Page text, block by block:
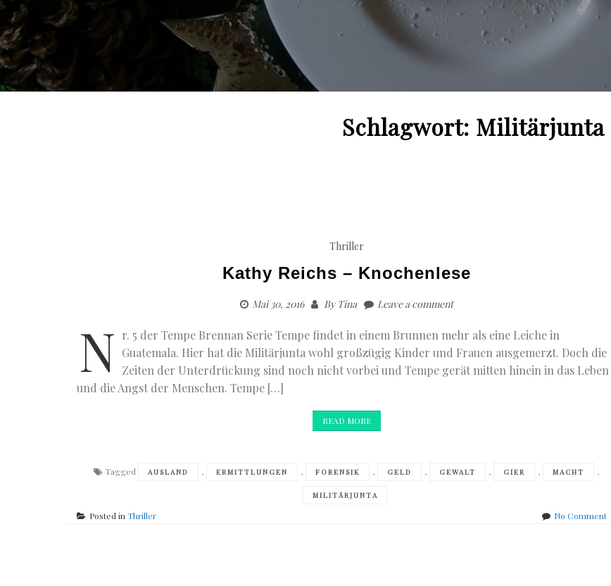
Schlagwort: Militärjunta
Thriller
Kathy Reichs – Knochenlese
Mai 30, 2016 ByTina Leave a comment
N r. 5 der Tempe Brennan Serie Tempe findet in einem Brunnen mehr als eine Leiche in
Guatemala. Hier hat die Militärjunta wohl großzügig Kinder und Frauen ausgemerzt. Doch die
Zeiten der Unterdrückung sind noch nicht vorbei und Tempe gerät mitten hinein in das Leben
und die Angst der Menschen. Tempe […]
READ MORE
Tagged AUSLAND , ERMITTLUNGEN , FORENSIK , GELD , GEWALT , GIER , MACHT ,
MILITÄRJUNTA
Posted inThriller No Commenton